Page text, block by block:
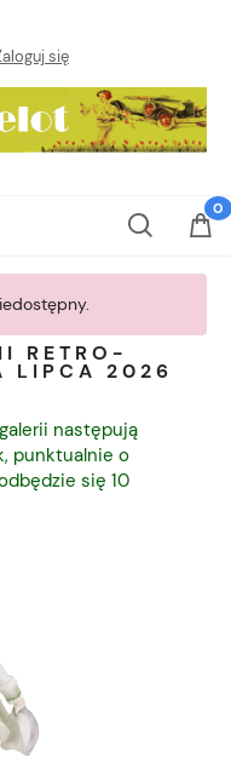
się
RETRO-
LIPCA 2026
następują
punktualnie o
się 10